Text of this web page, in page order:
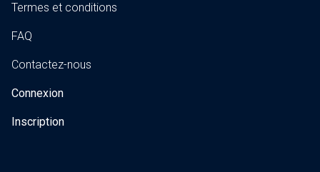
Termes et conditions
FAQ
Contactez-nous
Connexion
Inscription